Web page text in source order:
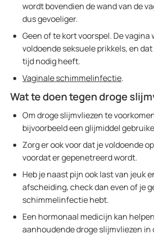
wordt bovendien de wand van de
dus gevoeliger.
Geen of te kort voorspel. De
voldoende seksuele prikkels, en
tijd nodig heeft.
Vaginale schimmelinfectie.
Wat te doen tegen droge
Om droge slijmvliezen te
bijvoorbeeld een glijmiddel
Zorg er ook voor dat je voldoende
voordat er gepenetreerd wordt.
Heb je naast pijn ook last van jeuk
afscheiding, check dan even of je
schimmelinfectie hebt.
Een hormonaal medicijn kan
aanhoudende droge slijmvliezen in